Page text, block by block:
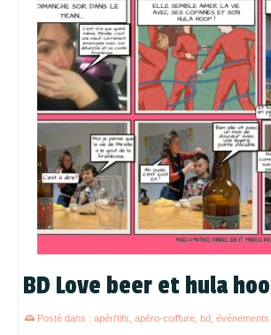
BD Love beer et hula
Posté dans : apéri'tifs, apéro-coiffure, bd, événements